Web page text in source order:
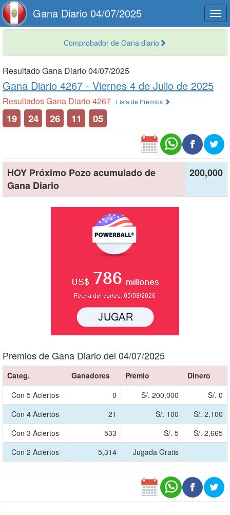
Gana Diario 04/07/2025
Comprobador de Gana diario
Resultado Gana Diario 04/07/2025
Gana Diario 4267 - Viernes 4 de Julio de 2025
Resultados Gana Diario 4267 Lista de Premios
19 24 26 11 05
HOY Próximo Pozo acumulado de
Gana Diario
200,000
Premios de Gana Diario del 04/07/2025
Categ. Ganadores Premio
Dinero
Con 5 Aciertos
0 S/. 200,000
S/. 0
Con 4 Aciertos
21 S/. 100
S/. 2,100
Con 3 Aciertos
533 S/. 5
S/. 2,665
Con 2 Aciertos
5,314 Jugada Gratis